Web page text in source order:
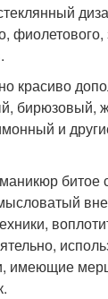
фиолетового,
красиво
бирюзовый,
и
имеющие